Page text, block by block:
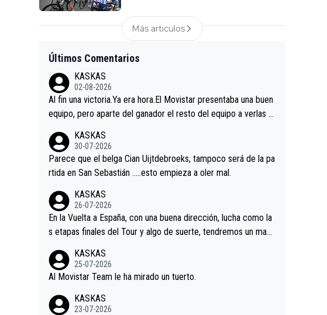
Más articulos
Últimos Comentarios
KASKAS
02-08-2026
Al fin una victoria.Ya era hora.El Movistar presentaba una buen
equipo, pero aparte del ganador el resto del equipo a verlas v
es.La única buena noticia es la mejoría de Enric Más en San S
ebastian.Si en la Vuelta a Burgos sigue la mejoría, podríamos t
ener alguna sorpresa en la Vuelta.Ojalá.
KASKAS
30-07-2026
Parece que el belga Cian Uijtdebroeks, tampoco será de la pa
rtida en San Sebastián …..esto empieza a oler mal.
KASKAS
26-07-2026
En la Vuelta a España, con una buena dirección, lucha como la
s etapas finales del Tour y algo de suerte, tendremos un magn
KASKAS
25-07-2026
Al Movistar Team le ha mirado un tuerto.
KASKAS
23-07-2026